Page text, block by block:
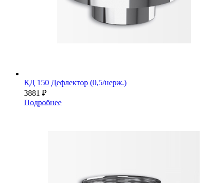
КД 150 Дефлектор (0,5/нерж.)
3881 ₽
Подробнее